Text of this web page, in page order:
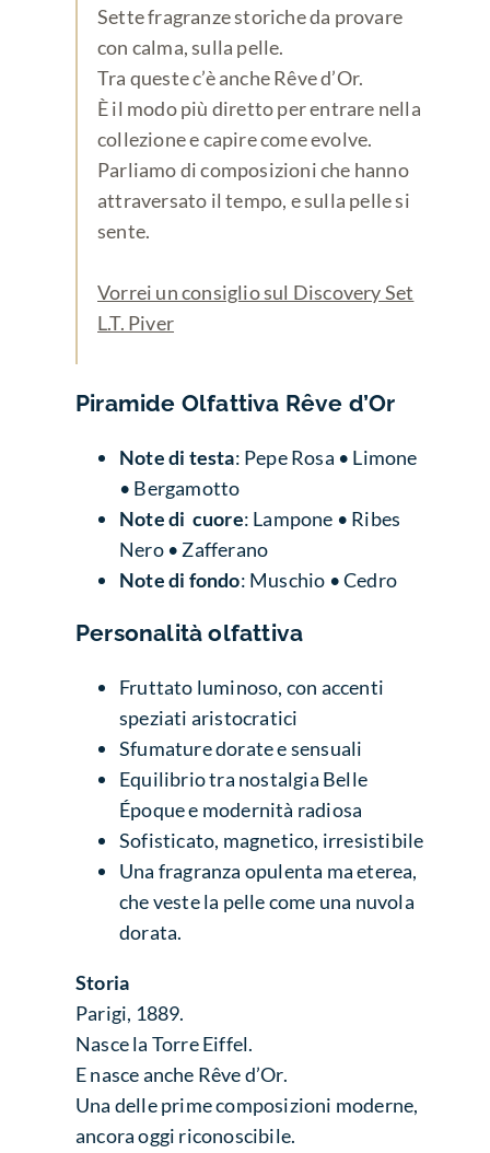
Sette fragranze storiche da provare
con calma, sulla pelle.
Tra queste c’è anche Rêve d’Or.
È il modo più diretto per entrare nella
collezione e capire come evolve.
Parliamo di composizioni che hanno
attraversato il tempo, e sulla pelle si
sente.
Vorrei un consiglio sul Discovery Set
L.T. Piver
Piramide Olfattiva Rêve d’Or
Note di testa: Pepe Rosa • Limone
• Bergamotto
Note di cuore: Lampone • Ribes
Nero • Zafferano
Note di fondo: Muschio • Cedro
Personalità olfattiva
Fruttato luminoso, con accenti
speziati aristocratici
Sfumature dorate e sensuali
Equilibrio tra nostalgia Belle
Époque e modernità radiosa
Sofisticato, magnetico, irresistibile
Una fragranza opulenta ma eterea,
che veste la pelle come una nuvola
dorata.
Storia
Parigi, 1889.
Nasce la Torre Eiffel.
E nasce anche Rêve d’Or.
Una delle prime composizioni moderne,
ancora oggi riconoscibile.